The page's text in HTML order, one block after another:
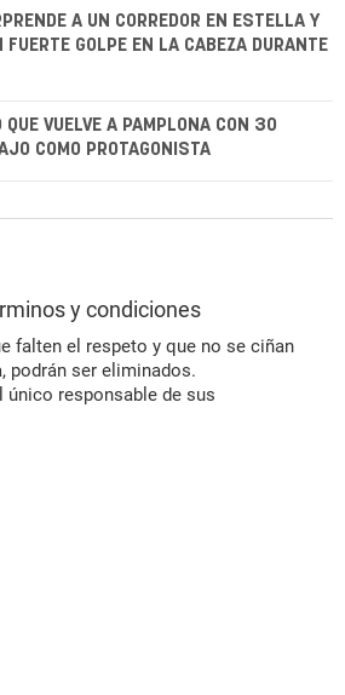
A UN CORREDOR EN ESTELLA Y
FUERTE GOLPE EN LA CABEZA DURANTE
QUE VUELVE A PAMPLONA CON 30
COMO PROTAGONISTA
y condiciones
falten el respeto y que no se ciñan
podrán ser eliminados.
único responsable de sus